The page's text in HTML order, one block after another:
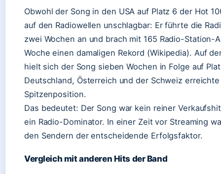
Obwohl der Song in den USA auf Platz 6 der Hot
auf den Radiowellen unschlagbar: Er führte die
zwei Wochen an und brach mit 165 Radio-Station-
Woche einen damaligen Rekord (Wikipedia). Auf
hielt sich der Song sieben Wochen in Folge auf
Deutschland, Österreich und der Schweiz
Spitzenposition.
Das bedeutet: Der Song war kein reiner
ein Radio-Dominator. In einer Zeit vor Streaming
den Sendern der entscheidende Erfolgsfaktor.
Vergleich mit anderen Hits der Band